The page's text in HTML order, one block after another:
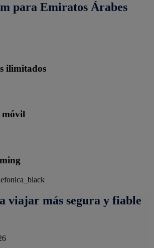
para Emiratos Árabes
ilimitados
móvil
viajar más segura y fiable